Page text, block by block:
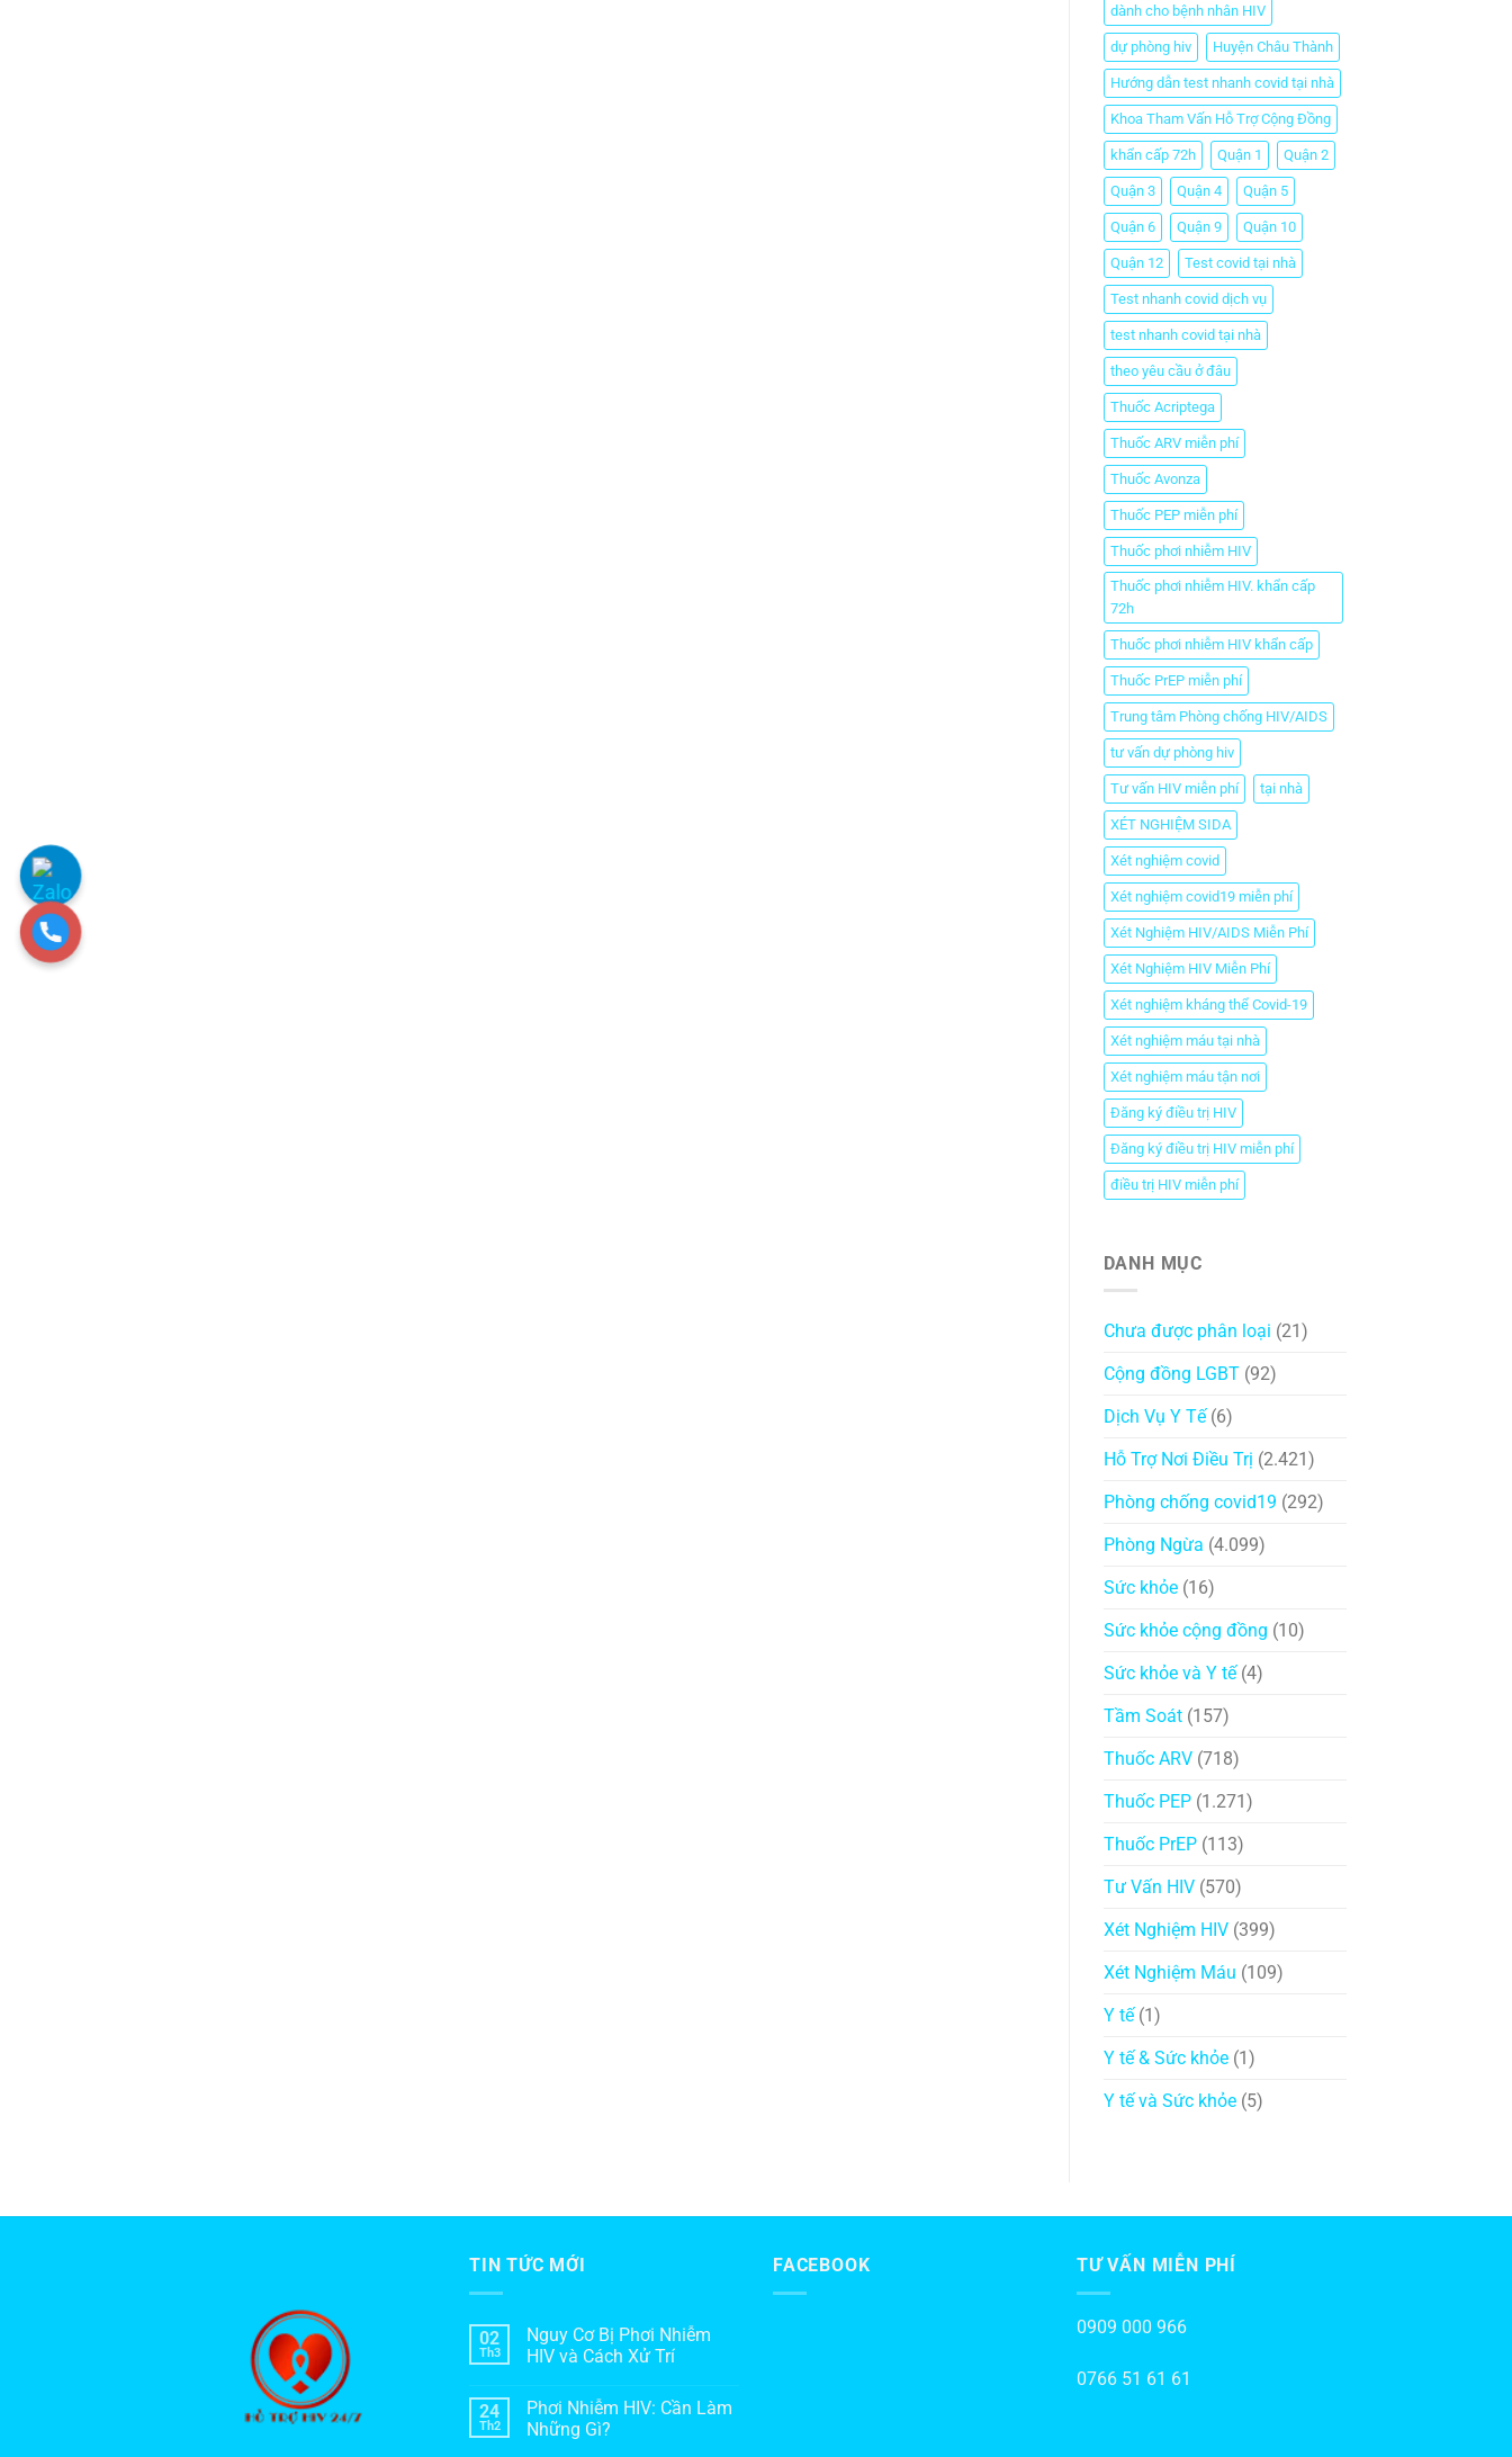
dành cho bệnh nhân HIV
dự phòng hiv Huyện Châu Thành
Hướng dẫn test nhanh covid tại nhà
Khoa Tham Vấn Hỗ Trợ Cộng Đồng
khẩn cấp 72h Quận 1 Quận 2
Quận 3 Quận 4 Quận 5
Quận 6 Quận 9 Quận 10
Quận 12 Test covid tại nhà
Test nhanh covid dịch vụ
test nhanh covid tại nhà
theo yêu cầu ở đâu
Thuốc Acriptega
Thuốc ARV miễn phí
Thuốc Avonza
Thuốc PEP miễn phí
Thuốc phơi nhiễm HIV
Thuốc phơi nhiễm HIV. khẩn cấp
72h
Thuốc phơi nhiễm HIV khẩn cấp
Thuốc PrEP miễn phí
Trung tâm Phòng chống HIV/AIDS
tư vấn dự phòng hiv
Tư vấn HIV miễn phí tại nhà
XÉT NGHIỆM SIDA
Xét nghiệm covid
Xét nghiệm covid19 miễn phí
Xét Nghiệm HIV/AIDS Miễn Phí
Xét Nghiệm HIV Miễn Phí
Xét nghiệm kháng thể Covid-19
Xét nghiệm máu tại nhà
Xét nghiệm máu tận nơi
Đăng ký điều trị HIV
Đăng ký điều trị HIV miễn phí
điều trị HIV miễn phí
DANH MỤC
Chưa được phân loại (21)
Cộng đồng LGBT(92)
Dịch Vụ Y Tế(6)
Hỗ Trợ Nơi Điều Trị (2.421)
Phòng chống covid19 (292)
Phòng Ngừa (4.099)
Sức khỏe(16)
Sức khỏe cộng đồng (10)
Sức khỏe và Y tế(4)
Tầm Soát(157)
Thuốc ARV(718)
Thuốc PEP(1.271)
Thuốc PrEP(113)
Tư Vấn HIV(570)
Xét Nghiệm HIV(399)
Xét Nghiệm Máu (109)
Y tế(1)
Y tế & Sức khỏe(1)
Y tế và Sức khỏe(5)
TIN TỨC MỚI
02
Th3
Nguy Cơ Bị Phơi Nhiễm
HIV và Cách Xử Trí
24
Th2
Phơi Nhiễm HIV: Cần Làm
Những Gì?
FACEBOOK TƯ VẤN MIỄN PHÍ
0909 000 966
0766 51 61 61